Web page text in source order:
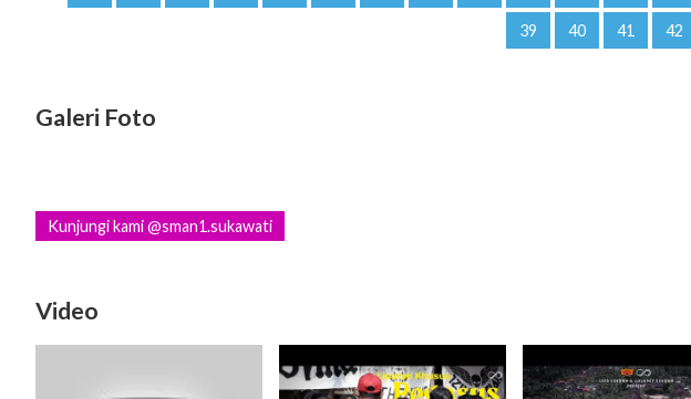
39 40 41 42
Galeri Foto
Kunjungi kami @sman1.sukawati
Video